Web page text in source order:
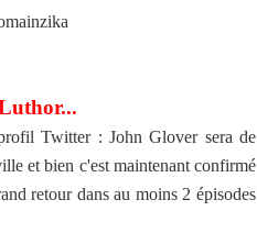
Twitter : John Glover sera de
et bien c'est maintenant confirmé
retour dans au moins 2 épisodes